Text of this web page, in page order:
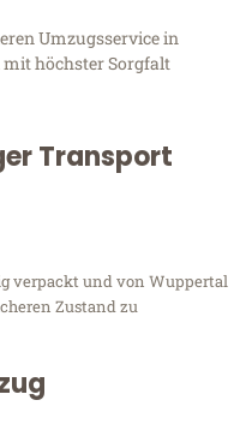
Umzugsservice in
höchster Sorgfalt
Transport
verpackt und von Wuppertal
Zustand zu